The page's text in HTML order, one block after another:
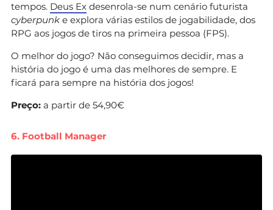
tempos. Deus Ex desenrola-se num cenário futurista
cyberpunk e explora várias estilos de jogabilidade, dos
RPG aos jogos de tiros na primeira pessoa (FPS).
O melhor do jogo? Não conseguimos decidir, mas a
história do jogo é uma das melhores de sempre. E
ficará para sempre na história dos jogos!
Preço: a partir de 54,90€
6. Football Manager